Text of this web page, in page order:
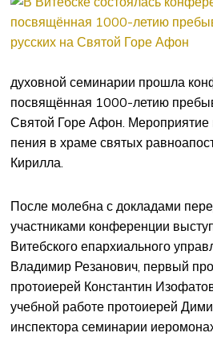
духовной семинарии прошла
посвящённая 1000-летию
Святой Горе Афон. Мероприятие
пения в храме святых
Кирилла.
После молебна с докладами
участниками конференции
Витебского епархиального
Владимир Резанович, первый
протоиерей Константин
учебной работе протоиерей
инспектора семинарии